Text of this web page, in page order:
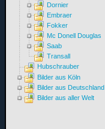
Dornier
Embraer
Fokker
Mc Donell Douglas
Saab
Transall
Hubschrauber
Bilder aus Köln
Bilder aus Deutschland
Bilder aus aller Welt